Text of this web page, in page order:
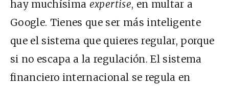
hay muchísima expertise, en multar a
Google. Tienes que ser más inteligente
que el sistema que quieres regular, porque
si no escapa a la regulación. El sistema
financiero internacional se regula en